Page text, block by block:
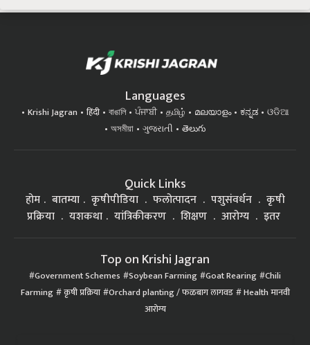
Languages
Krishi Jagran हिंदी বাঙালি ਪੰਜਾਬੀ தமிழ் മലയാളം ಕನ್ನಡ
ଓଡିଆ
অসমীয়া
ગુજરાતી తెలుగు
Quick Links
होम बातम्या कृषीपीडिया फलोत्पादन पशुसंवर्धन
कृषी
प्रक्रिया
यशकथा यांत्रिकीकरण शिक्षण आरोग्य इतर
Top on Krishi Jagran
Government Schemes Soybean Farming Goat Rearing Chili
Farming कृषी प्रक्रिया Orchard planting / फळबाग लागवड Health मानवी
आरोग्य